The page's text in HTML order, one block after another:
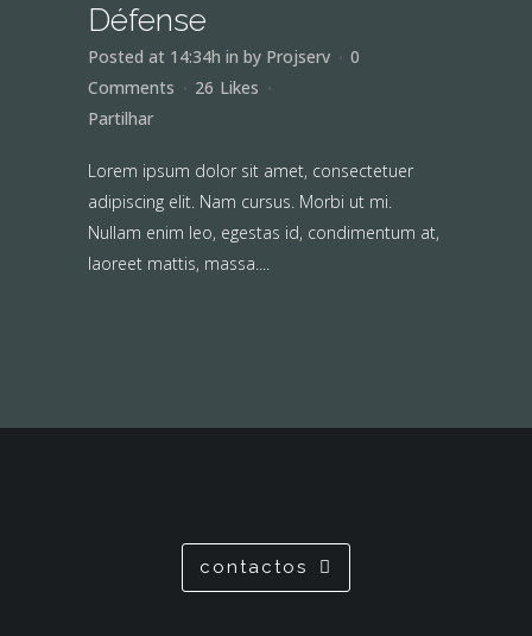
Défense
Posted at 14:34h in by Projserv
0
Comments
26 Likes
Partilhar
Lorem ipsum dolor sit amet, consectetuer
adipiscing elit. Nam cursus. Morbi ut mi.
Nullam enim leo, egestas id, condimentum at,
laoreet mattis, massa....
contactos